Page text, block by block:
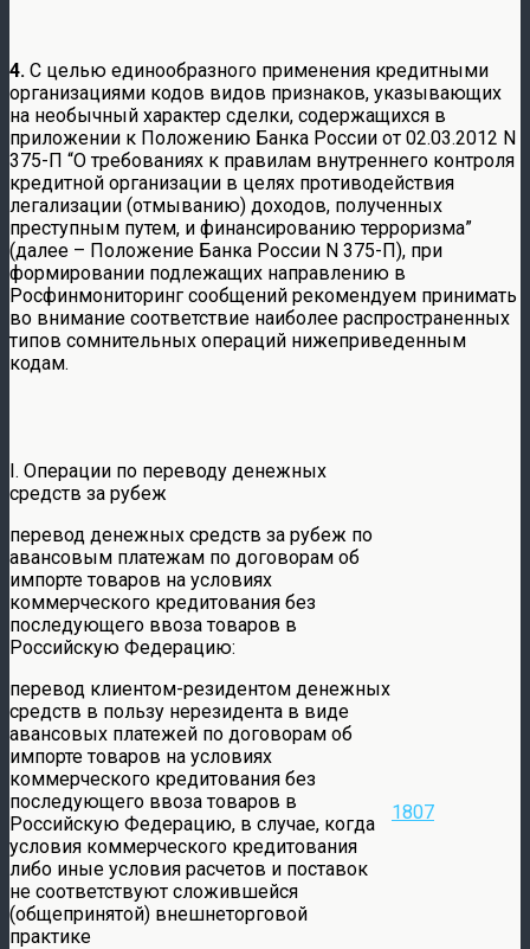
4. С целью единообразного применения кредитными
организациями кодов видов признаков, указывающих
на необычный характер сделки, содержащихся в
приложении к Положению Банка России от 02.03.2012 N
375-П “О требованиях к правилам внутреннего контроля
кредитной организации в целях противодействия
легализации (отмыванию) доходов, полученных
преступным путем, и финансированию терроризма”
(далее – Положение Банка России N 375-П), при
формировании подлежащих направлению в
Росфинмониторинг сообщений рекомендуем принимать
во внимание соответствие наиболее распространенных
типов сомнительных операций нижеприведенным
кодам.
I. Операции по переводу денежных
средств за рубеж
перевод денежных средств за рубеж по
авансовым платежам по договорам об
импорте товаров на условиях
коммерческого кредитования без
последующего ввоза товаров в
Российскую Федерацию:
перевод клиентом-резидентом денежных
средств в пользу нерезидента в виде
авансовых платежей по договорам об
импорте товаров на условиях
коммерческого кредитования без
последующего ввоза товаров в
Российскую Федерацию, в случае, когда
условия коммерческого кредитования
либо иные условия расчетов и поставок
не соответствуют сложившейся
(общепринятой) внешнеторговой
практике
1807